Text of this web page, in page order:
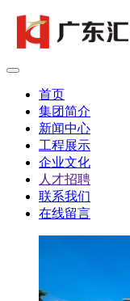
首页
集团简介
新闻中心
工程展示
企业文化
人才招聘
联系我们
在线留言